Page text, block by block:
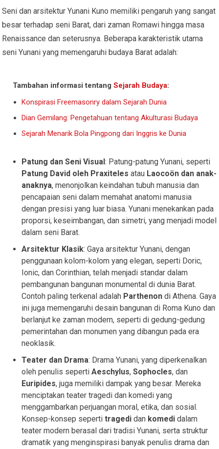
Seni dan arsitektur Yunani Kuno memiliki pengaruh yang sangat
besar terhadap seni Barat, dari zaman Romawi hingga masa
Renaissance dan seterusnya. Beberapa karakteristik utama
seni Yunani yang memengaruhi budaya Barat adalah:
Tambahan informasi tentangSejarah Budaya:
Konspirasi Freemasonry dalam Sejarah Dunia
Dian Gemilang: Pengetahuan tentang Akulturasi Budaya
Sejarah Menarik Bola Pingpong dari Inggris ke Dunia
Patung dan Seni Visual: Patung-patung Yunani, seperti
Patung David oleh Praxiteles atau Laocoön dan anak-
anaknya, menonjolkan keindahan tubuh manusia dan
pencapaian seni dalam memahat anatomi manusia
dengan presisi yang luar biasa. Yunani menekankan pada
proporsi, keseimbangan, dan simetri, yang menjadi model
dalam seni Barat.
Arsitektur Klasik: Gaya arsitektur Yunani, dengan
penggunaan kolom-kolom yang elegan, seperti Doric,
Ionic, dan Corinthian, telah menjadi standar dalam
pembangunan bangunan monumental di dunia Barat.
Contoh paling terkenal adalah Parthenon di Athena. Gaya
ini juga memengaruhi desain bangunan di Roma Kuno dan
berlanjut ke zaman modern, seperti di gedung-gedung
pemerintahan dan monumen yang dibangun pada era
neoklasik.
Teater dan Drama: Drama Yunani, yang diperkenalkan
oleh penulis sepertiAeschylus,Sophocles, dan
Euripides, juga memiliki dampak yang besar. Mereka
menciptakan teater tragedi dan komedi yang
menggambarkan perjuangan moral, etika, dan sosial.
Konsep-konsep sepertitragedi dan komedi dalam
teater modern berasal dari tradisi Yunani, serta struktur
dramatik yang menginspirasi banyak penulis drama dan